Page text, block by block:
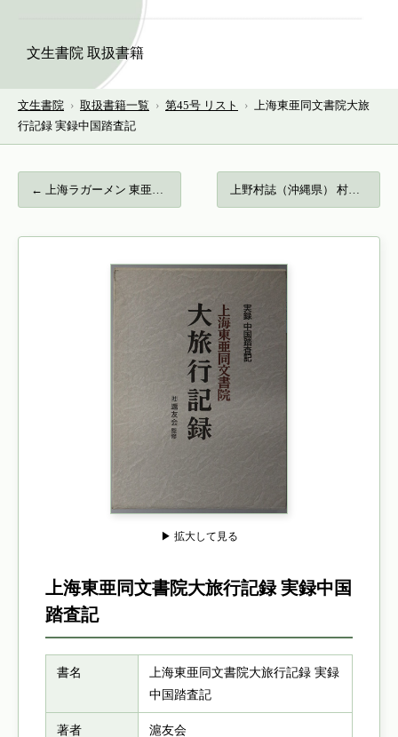
文生書院 取扱書籍
文生書院 › 取扱書籍一覧 › 第45号 リスト › 上海東亜同文書院大旅
行記録 実録中国踏査記
← 上海ラガーメン 東亜同文書院大学ラグビー… 上野村誌（沖縄県） 村制３０周年版… →
▶ 拡大して見る
上海東亜同文書院大旅行記録 実録中国
踏査記
書名
上海東亜同文書院大旅行記録 実録
中国踏査記
著者 滬友会